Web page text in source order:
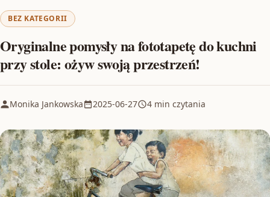
BEZ KATEGORII
Oryginalne pomysły na fototapetę do kuchni
przy stole: ożyw swoją przestrzeń!
Monika Jankowska 2025-06-27 4 min czytania